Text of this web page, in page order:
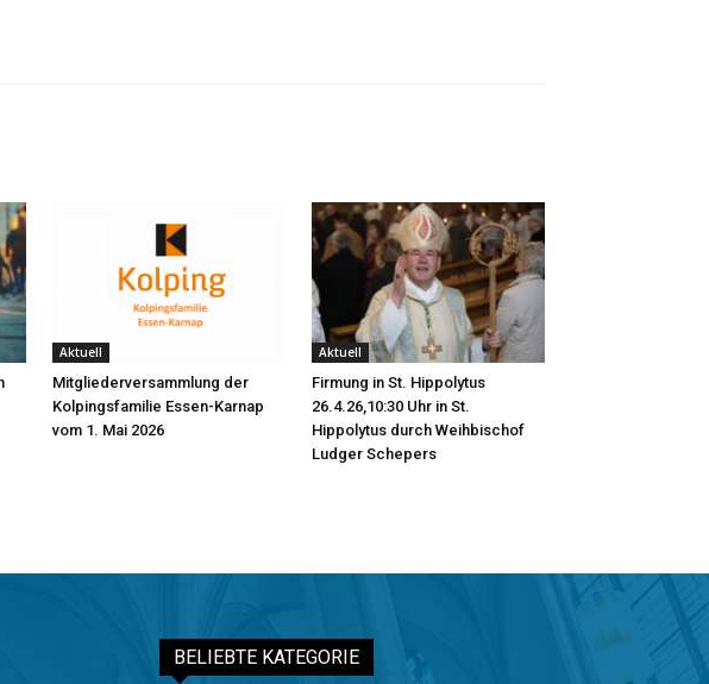
Aktuell
Mitgliederversammlung der
Kolpingsfamilie Essen-Karnap
vom 1. Mai 2026
Aktuell
Firmung in St. Hippolytus
26.4.26,10:30 Uhr in St.
Hippolytus durch Weihbischof
Ludger Schepers
BELIEBTE KATEGORIE